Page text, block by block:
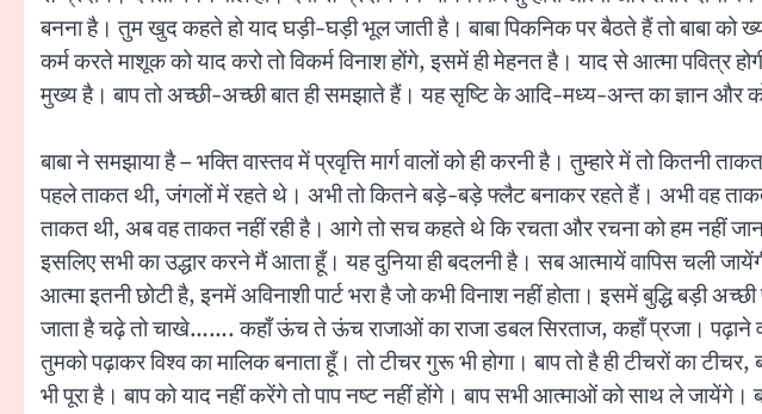
बनना है। तुम खुद कहते हो याद घड़ी-घड़ी भूल जाती है। बाबा पिकनिक पर बैठते हैं तो बाबा को
कर्म करते माशूक को याद करो तो विकर्म विनाश होंगे, इसमें ही मेहनत है। याद से आत्मा पवित्र
मुख्य है। बाप तो अच्छी-अच्छी बात ही समझाते हैं। यह सृष्टि के आदि-मध्य-अन्त का ज्ञान और
बाबा ने समझाया है – भक्ति वास्तव में प्रवृत्ति मार्ग वालों को ही करनी है। तुम्हारे में तो
पहले ताकत थी, जंगलों में रहते थे। अभी तो कितने बड़े-बड़े फ्लैट बनाकर रहते हैं। अभी वह ताकत
ताकत थी, अब वह ताकत नहीं रही है। आगे तो सच कहते थे कि रचता और रचना को हम नहीं
इसलिए सभी का उद्धार करने मैं आता हूँ। यह दुनिया ही बदलनी है। सब आत्मायें वापिस चली
आत्मा इतनी छोटी है, इनमें अविनाशी पार्ट भरा है जो कभी विनाश नहीं होता। इसमें बुद्धि बड़ी
जाता है चढ़े तो चाखे……. कहाँ ऊंच ते ऊंच राजाओं का राजा डबल सिरताज, कहाँ प्रजा। पढ़ाने
तुमको पढ़ाकर विश्व का मालिक बनाता हूँ। तो टीचर गुरू भी होगा। बाप तो है ही टीचरों का
भी पूरा है। बाप को याद नहीं करेंगे तो पाप नष्ट नहीं होंगे। बाप सभी आत्माओं को साथ ले